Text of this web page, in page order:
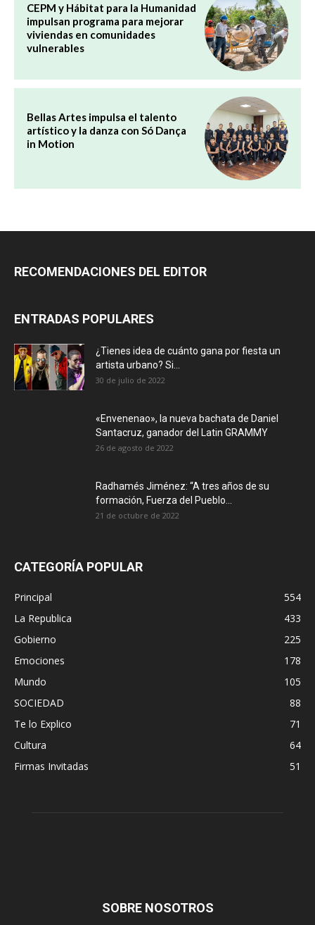
CEPM y Hábitat para la Humanidad
impulsan programa para mejorar
viviendas en comunidades
vulnerables
Bellas Artes impulsa el talento
artístico y la danza con Só Dança
in Motion
RECOMENDACIONES DEL EDITOR
ENTRADAS POPULARES
¿Tienes idea de cuánto gana por fiesta un
artista urbano? Si...
30 de julio de 2022
«Envenenao», la nueva bachata de Daniel
Santacruz, ganador del Latin GRAMMY
26 de agosto de 2022
Radhamés Jiménez: “A tres años de su
formación, Fuerza del Pueblo...
21 de octubre de 2022
CATEGORÍA POPULAR
Principal
554
La Republica
433
Gobierno
225
Emociones
178
Mundo
105
SOCIEDAD
88
Te lo Explico
71
Cultura
64
Firmas Invitadas
51
SOBRE NOSOTROS